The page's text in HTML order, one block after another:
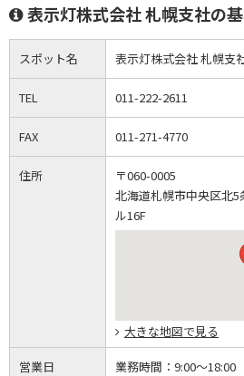
表示灯株式会社 札幌支社の
スポット名 表示灯株式会社 札幌支
TEL 011-222-2611
FAX 011-271-4770
住所
〒060-0005
北海道札幌市中央区北
ル16F
大きな地図で見る
営業日 業務時間： 9:00～18:00